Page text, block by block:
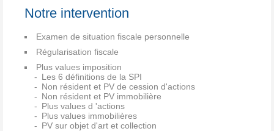
Notre intervention
Examen de situation fiscale personnelle
Régularisation fiscale
Plus values imposition
Les 6 définitions de la SPI
Non résident et PV de cession d'actions
Non résident et PV immobilière
Plus values d 'actions
Plus values immobilières
PV sur objet d'art et collection